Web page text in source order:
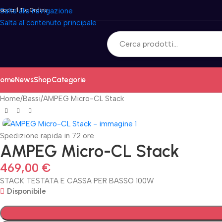
Salta alla navigazione
Salta al contenuto principale
Il Tuo Ordine
NewsShopCategorie
Home Bassi AMPEG Micro-CL Stack
Spedizione rapida in 72 ore
AMPEG Micro-CL Stack
469,00 €
STACK TESTATA E CASSA PER BASSO 100W
Disponibile